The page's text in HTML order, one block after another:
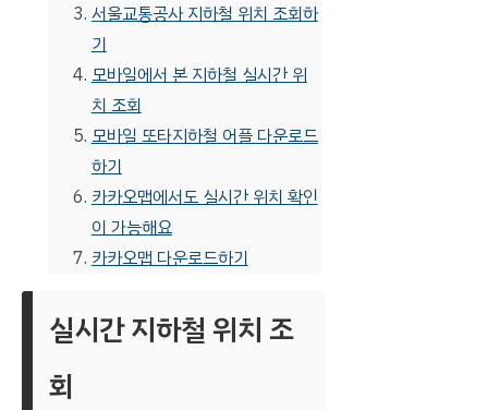
서울교통공사 지하철 위치 조회하
기
모바일에서 본 지하철 실시간 위
치 조회
모바일 또타지하철 어플 다운로드
하기
카카오맵에서도 실시간 위치 확인
이 가능해요
카카오맵 다운로드하기
실시간 지하철 위치 조
회